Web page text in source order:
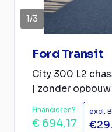
1/3
Ford Transit
City 300 L2
| zonder opbouw
Financieren?
€ 694,17
excl.